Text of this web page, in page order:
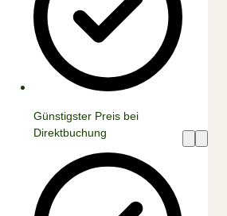
Günstigster Preis bei
Direktbuchung